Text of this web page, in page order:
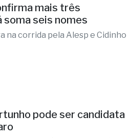
mais três
soma seis nomes
na corrida pela Alesp e Cidinho
pode ser candidata